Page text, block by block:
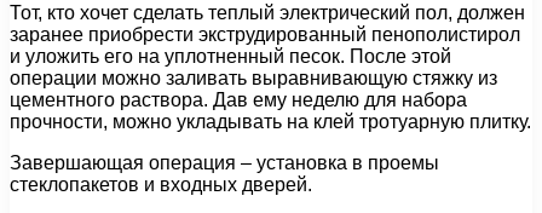
Тот, кто хочет сделать теплый электрический пол, должен
заранее приобрести экструдированный пенополистирол
и уложить его на уплотненный песок. После этой
операции можно заливать выравнивающую стяжку из
цементного раствора. Дав ему неделю для набора
прочности, можно укладывать на клей тротуарную плитку.
Завершающая операция – установка в проемы
стеклопакетов и входных дверей.